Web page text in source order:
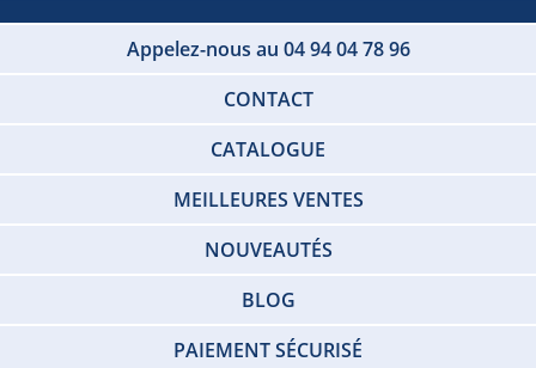
Appelez-nous au 04 94 04 78 96
CONTACT
CATALOGUE
MEILLEURES VENTES
NOUVEAUTÉS
BLOG
PAIEMENT SÉCURISÉ